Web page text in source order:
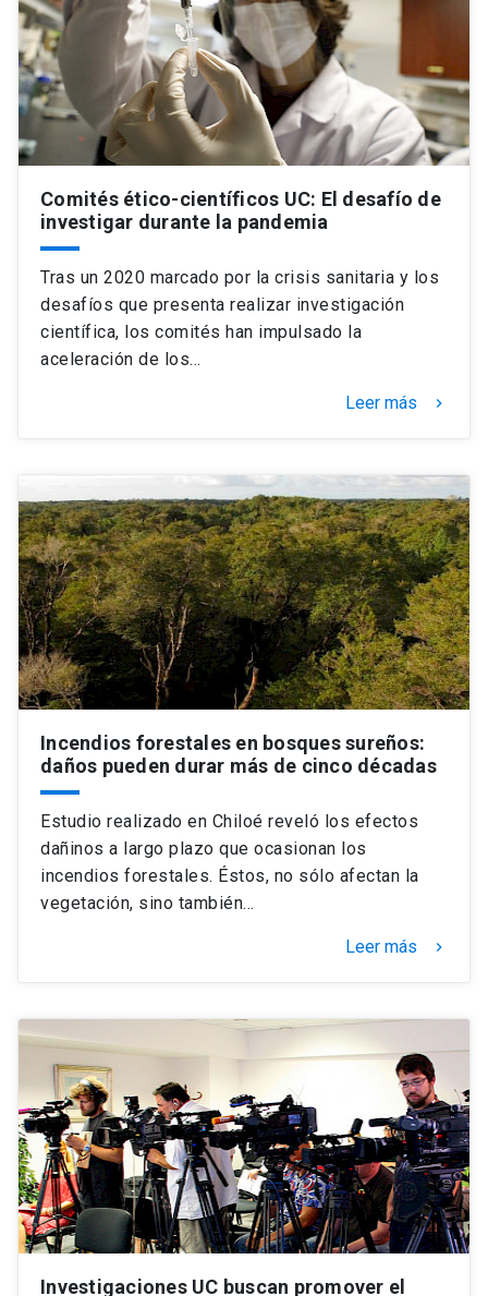
Comités ético-científicos UC: El desafío de
investigar durante la pandemia
Tras un 2020 marcado por la crisis sanitaria y los
desafíos que presenta realizar investigación
científica, los comités han impulsado la
aceleración de los…
Leer más keyboard_arrow_right
Incendios forestales en bosques sureños:
daños pueden durar más de cinco décadas
Estudio realizado en Chiloé reveló los efectos
dañinos a largo plazo que ocasionan los
incendios forestales. Éstos, no sólo afectan la
vegetación, sino también…
Leer más keyboard_arrow_right
Investigaciones UC buscan promover el